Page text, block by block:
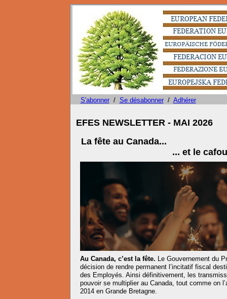
S'abonner/ Se désabonner/ Adhérer
EFES NEWSLETTER - MAI 2026
La fête au Canada...
... et le cafouillage en
Au Canada, c’est la fête. Le Gouvernement du
décision de rendre permanent l’incitatif fiscal
des Employés. Ainsi définitivement, les
pouvoir se multiplier au Canada, tout comme on
2014 en Grande Bretagne.